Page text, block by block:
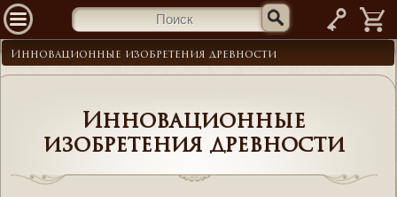
—
Инновационные изобретения древности
Инновационные
изобретения древности